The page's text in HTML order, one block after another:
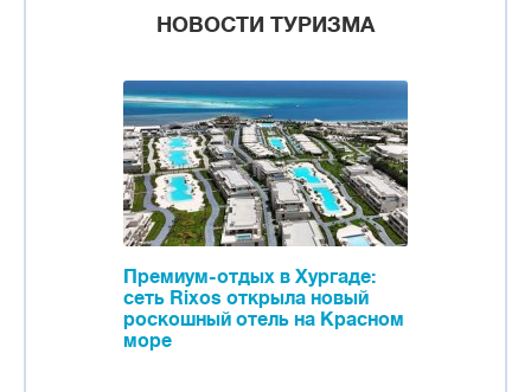
НОВОСТИ ТУРИЗМА
Премиум-отдых в Хургаде:
сеть Rixos открыла новый
роскошный отель на Красном
море